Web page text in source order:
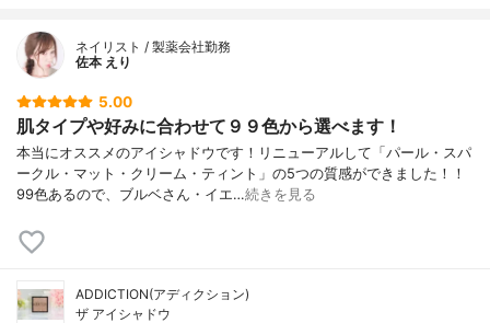
ネイリスト / 製薬会社勤務
佐本 えり
5.00
肌タイプや好みに合わせて９９色から選べます！
本当にオススメのアイシャドウです！リニューアルして「パール・スパ
ークル・マット・クリーム・ティント」の5つの質感ができました！！
99色あるので、ブルベさん・イエ…続きを見る
ADDICTION(アディクション)
ザ アイシャドウ